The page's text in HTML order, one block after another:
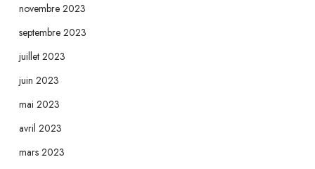
novembre 2023
septembre 2023
juillet 2023
juin 2023
mai 2023
avril 2023
mars 2023